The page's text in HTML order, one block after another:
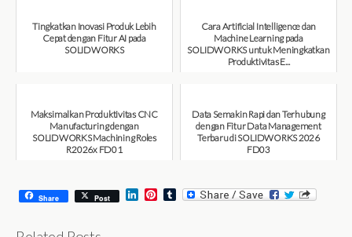
Tingkatkan Inovasi Produk Lebih
Cepat dengan Fitur AI pada
SOLIDWORKS
Cara Artificial Intelligence dan
Machine Learning pada
SOLIDWORKS untuk Meningkatkan
Produktivitas E...
Maksimalkan Produktivitas CNC
Manufacturing dengan
SOLIDWORKS Machining Roles
R2026x FD01
Data Semakin Rapi dan Terhubung
dengan Fitur Data Management
Terbaru di SOLIDWORKS 2026
FD03
Share Post
L
P
T